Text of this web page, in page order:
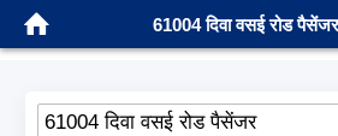
61004 दिवा वसई रोड
61004 दिवा वसई रोड पैसेंजर